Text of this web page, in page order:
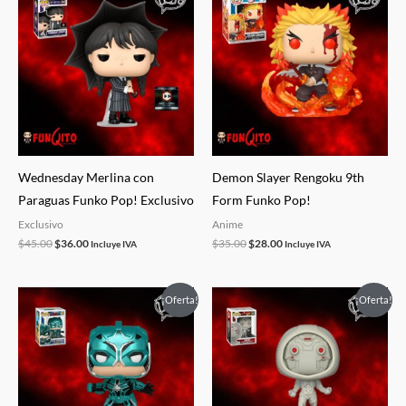
Wednesday Merlina con
Paraguas Funko Pop! Exclusivo
Exclusivo
$45.00
original
era:
$45.00.
$36.00
actual
es:
$36.00.
Incluye IVA
Demon Slayer Rengoku 9th
Form Funko Pop!
Anime
$35.00
original
era:
$35.00.
$28.00
actual
es:
$28.00.
Incluye IVA
¡Oferta!
El
precio
original
era:
$21.50.
precio
actual
es:
$7.50.
¡Oferta!
El
precio
original
era:
$21.50.
precio
actual
es:
$7.50.